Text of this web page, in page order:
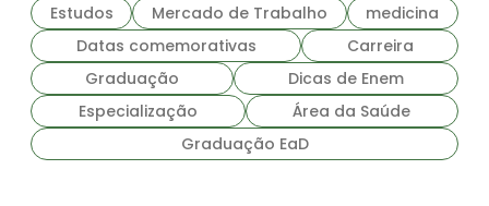
Estudos Mercado de Trabalho
medicina
Datas comemorativas
Carreira
Graduação
Dicas de Enem
Especialização
Área da Saúde
Graduação EaD